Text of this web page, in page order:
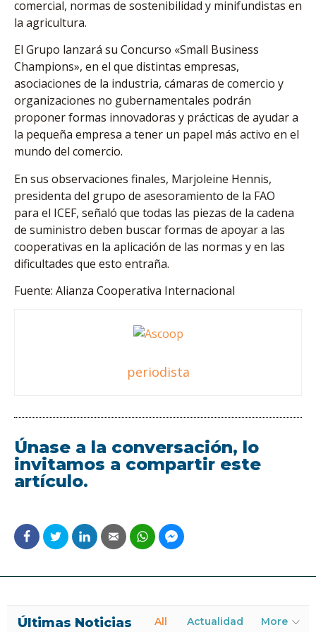
comercial, normas de sostenibilidad y minifundistas en
la agricultura.
El Grupo lanzará su Concurso «Small Business
Champions», en el que distintas empresas,
asociaciones de la industria, cámaras de comercio y
organizaciones no gubernamentales podrán
proponer formas innovadoras y prácticas de ayudar a
la pequeña empresa a tener un papel más activo en el
mundo del comercio.
En sus observaciones finales, Marjoleine Hennis,
presidenta del grupo de asesoramiento de la FAO
para el ICEF, señaló que todas las piezas de la cadena
de suministro deben buscar formas de apoyar a las
cooperativas en la aplicación de las normas y en las
dificultades que esto entraña.
Fuente: Alianza Cooperativa Internacional
periodista
Únase a la conversación, lo
invitamos a compartir este
artículo.
Últimas Noticias All Actualidad More